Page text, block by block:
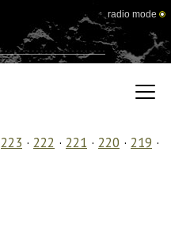
radio mode
223 · 222 · 221 · 220 · 219 ·